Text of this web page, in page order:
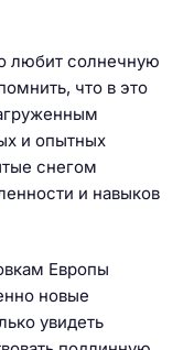
любит солнечную
что в это
и опытных
снегом
и навыков
Европы
новые
увидеть